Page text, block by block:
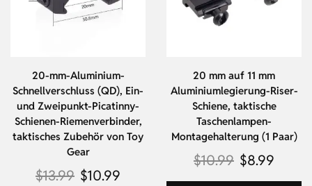
20-mm-Aluminium-
Schnellverschluss (QD), Ein-
und Zweipunkt-Picatinny-
Schienen-Riemenverbinder,
taktisches Zubehör von Toy
Gear
$13.99 $10.99
20 mm auf 11 mm
Aluminiumlegierung-Riser-
Schiene, taktische
Taschenlampen-
Montagehalterung (1 Paar)
$10.99 $8.99